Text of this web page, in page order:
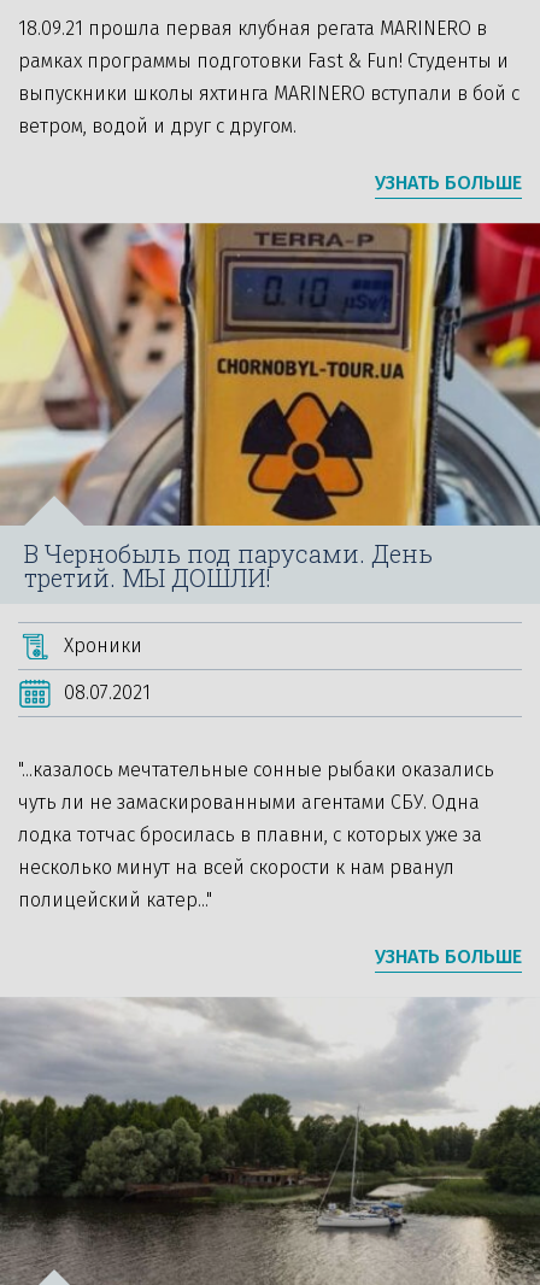
18.09.21 прошла первая клубная регата MARINERO в
рамках программы подготовки Fast & Fun! Студенты и
выпускники школы яхтинга MARINERO вступали в бой с
ветром, водой и друг с другом.
УЗНАТЬ БОЛЬШЕ
В Чернобыль под парусами. День
третий. МЫ ДОШЛИ!
Хроники
08.07.2021
"...казалось мечтательные сонные рыбаки оказались
чуть ли не замаскированными агентами СБУ. Одна
лодка тотчас бросилась в плавни, с которых уже за
несколько минут на всей скорости к нам рванул
полицейский катер..."
УЗНАТЬ БОЛЬШЕ